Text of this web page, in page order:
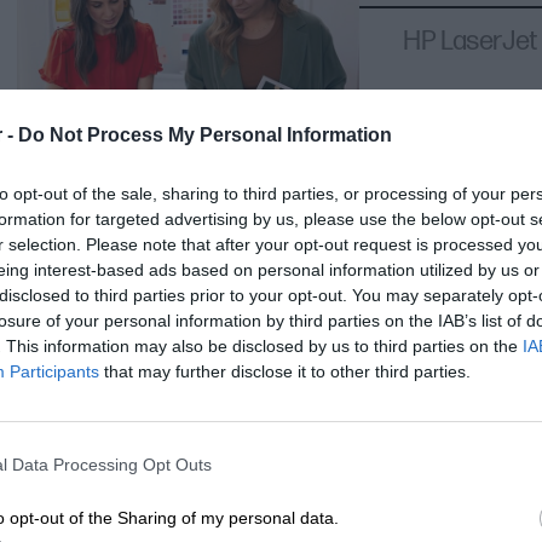
- Do Not Process My Personal Information
opt-out of the sale, sharing to third parties, or processing of your
for targeted advertising by us, please use the below opt-out
selection. Please note that after your opt-out request is processed
interest-based ads based on personal information utilized by us
to third parties prior to your opt-out. You may separately
of your personal information by third parties on the IAB’s list of
This information may also be disclosed by us to third parties on the
Participants that may further disclose it to other third parties.
Data Processing Opt Outs
opt-out of the Sharing of my personal data.
są testowane i dostosowane do konkretnych modeli drukarek, co
niezawodność.
Tonery HP są integralną częścią procesu drukowania w drukarkach
uzyskania optymalnych wyników drukowania.
HP